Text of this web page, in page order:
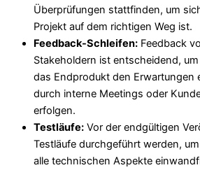
Überprüfungen stattfinden, um
Projekt auf dem richtigen Weg ist.
Feedback-Schleifen: Feedback
Stakeholdern ist entscheidend,
das Endprodukt den Erwartungen
durch interne Meetings oder
erfolgen.
Testläufe: Vor der endgültigen
Testläufe durchgeführt werden,
alle technischen Aspekte